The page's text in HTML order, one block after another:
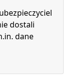
dostali
dane